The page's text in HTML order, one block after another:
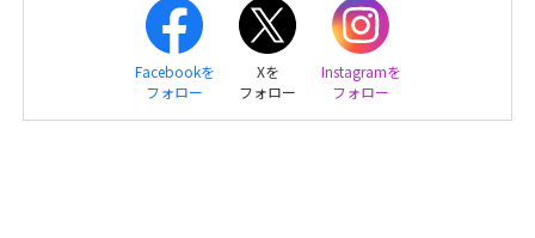
Facebookを
フォロー
Xを
フォロー
Instagramを
フォロー